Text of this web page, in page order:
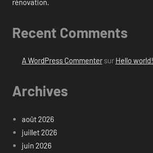
rénovation.
Recent Comments
A WordPress Commentersur Hello world!
Archives
août 2026
juillet 2026
juin 2026